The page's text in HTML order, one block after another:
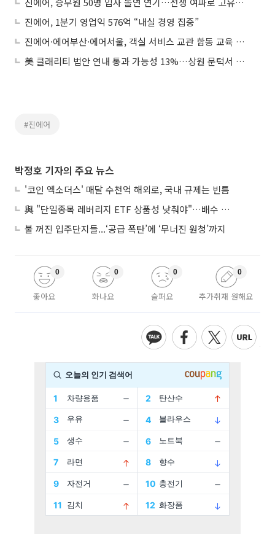
진에어, 1분기 영업익 576억 “내실 경영 집중”
진에어·에어부산·에어서울, 객실 서비스 교관 합동 교육 실시
美 클래리티 법안 연내 통과 가능성 13%…상원 문턱서 제동
#진에어
박정호 기자의 주요 뉴스
'코인 엑소더스' 매달 수천억 해외로, 국내 규제는 빈틈
與 "단일종목 레버리지 ETF 상품성 낮춰야"…배수 조정안도 거론
불 꺼진 입주단지들...‘공급 폭탄’에 ‘무너진 원청’까지
좋아요
0
화나요
0
슬퍼요
0
추가취재 원해요
0